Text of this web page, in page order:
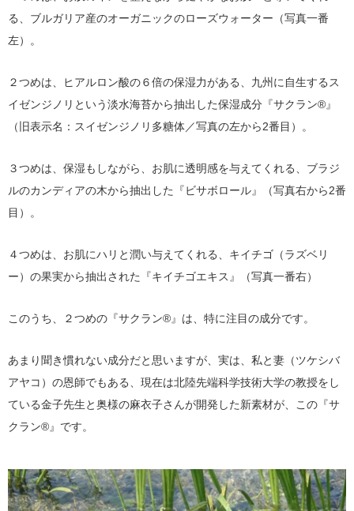
る、ブルガリア産のオーガニックのローズウォーター（写真一番
左）。
２つめは、ヒアルロン酸の６倍の保湿力がある、九州に自生するス
イゼンジノリという淡水海苔から抽出した保湿成分『サクラン®』
（旧表示名：スイゼンジノリ多糖体／写真の左から2番目）。
３つめは、保湿もしながら、お肌に透明感を与えてくれる、ブラジ
ルのカンディアの木から抽出した『ビサボロール』（写真右から2番
目）。
４つめは、お肌にハリと潤い与えてくれる、キイチゴ（ラズベリ
ー）の果実から抽出された『キイチゴエキス』（写真一番右）
このうち、２つめの『サクラン®』は、特に注目の成分です。
あまり聞き慣れない成分だと思いますが、実は、私と妻（ツケシバ
アヤコ）の恩師でもある、現在は北陸先端科学技術大学の教授をし
ている金子先生と奥様の麻衣子さんが開発した新素材が、この『サ
クラン®』です。